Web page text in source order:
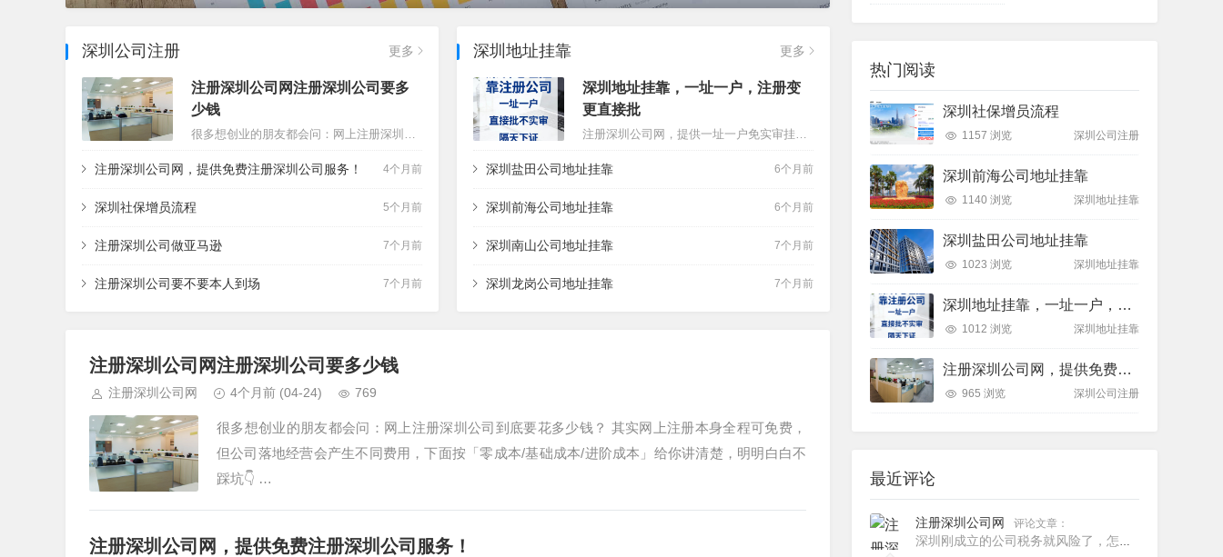
深圳公司注册 更多
注册深圳公司网注册深圳公司要多
少钱
很多想创业的朋友都会问：网上注册深圳公司到底要花多少钱？ 其实网上注册本身全程可免费，但公司落地经营会产生不同费用，下面按「零成本/基础成本/进阶成本」给你讲清楚，明明白白不踩坑👇 …
注册深圳公司网，提供免费注册深圳公司服务！ 4个月前
深圳社保增员流程 5个月前
注册深圳公司做亚马逊 7个月前
注册深圳公司要不要本人到场 7个月前
深圳地址挂靠 更多
深圳地址挂靠，一址一户，注册变
更直接批
注册深圳公司网，提供一址一户免实审挂靠地址，注册变更直接批，不用到场。对做亚马逊的群体非常友好。有需要的朋友，可以通过网站客服联系。挂靠地址有效期内保工商地址不异常，免费代收工商税务银行信函，可以配合银行开户上门拍照，是初创企业节省成本的不二选择。…
深圳盐田公司地址挂靠 6个月前
深圳前海公司地址挂靠 6个月前
深圳南山公司地址挂靠 7个月前
深圳龙岗公司地址挂靠 7个月前
注册深圳公司网注册深圳公司要多少钱
注册深圳公司网 4个月前 (04-24) 769
很多想创业的朋友都会问：网上注册深圳公司到底要花多少钱？ 其实网上注册本身全程可免费，
但公司落地经营会产生不同费用，下面按「零成本/基础成本/进阶成本」给你讲清楚，明明白白不
踩坑👇 …
注册深圳公司网，提供免费注册深圳公司服务！
热门阅读
深圳社保增员流程
1157 浏览 深圳公司注册
深圳前海公司地址挂靠
1140 浏览 深圳地址挂靠
深圳盐田公司地址挂靠
1023 浏览 深圳地址挂靠
深圳地址挂靠，一址一户，注册变更直接批
1012 浏览 深圳地址挂靠
注册深圳公司网，提供免费注册深圳公司服务！
965 浏览 深圳公司注册
最近评论
注册深圳公司网
评论文章：
深圳刚成立的公司税务就风险了，怎么解除？